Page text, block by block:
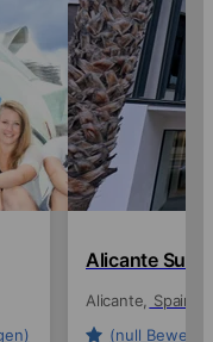
Alicante
Alicante
Spain
(null